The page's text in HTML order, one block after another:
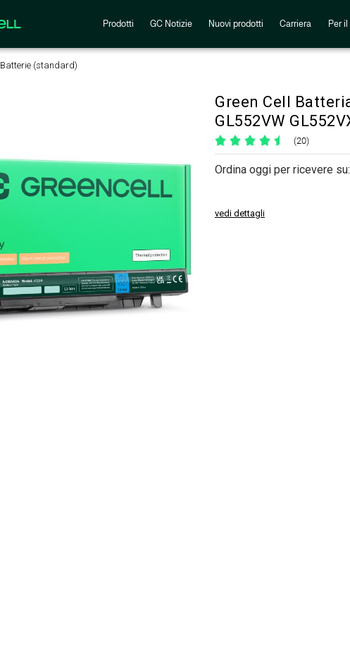
Prodotti GC Notizie Nuovi prodotti Carriera Per
Batterie (standard)
Green Cell
GL552VW
(20)
Ordina oggi per ricevere su:
vedi dettagli